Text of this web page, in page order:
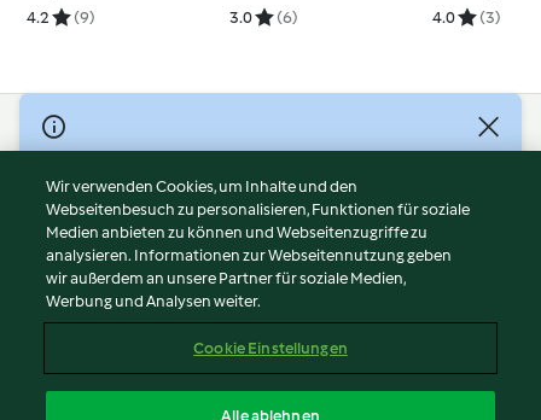
4.2 (9) 3.0 (6) 4.0 (3)
© Copyright 2026
Nutzungsbedingungen
Datenschutzrichtlinien
Disclaimer
Impressum
Cookies
Abo kündigen
Wir verwenden Cookies, um Inhalte und den
Webseitenbesuch zu personalisieren, Funktionen für soziale
Medien anbieten zu können und Webseitenzugriffe zu
analysieren. Informationen zur Webseitennutzung geben
wir außerdem an unsere Partner für soziale Medien,
Werbung und Analysen weiter.
Cookie Einstellungen
Alle ablehnen